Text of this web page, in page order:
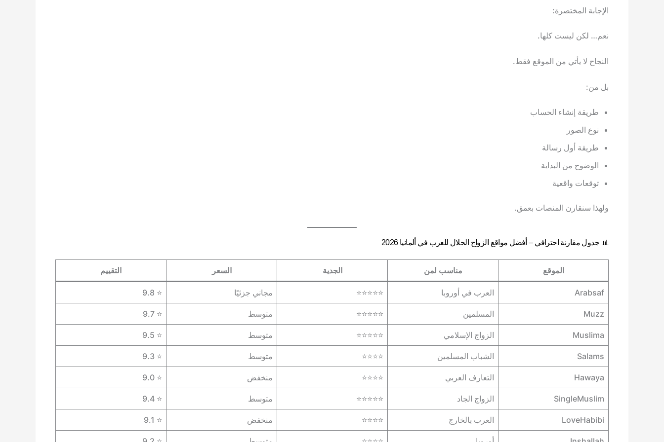
الإجابة المختصرة:
نعم… لكن ليست كلها.
النجاح لا يأتي من الموقع فقط.
بل من:
طريقة إنشاء الحساب
نوع الصور
طريقة أول رسالة
الوضوح من البداية
توقعات واقعية
ولهذا سنقارن المنصات بعمق.
📊 جدول مقارنة احترافي – أفضل مواقع الزواج الحلال للعرب في ألمانيا 2026
الموقع مناسب لمن الجدية السعر التقييم
Arabsaf العرب في أوروبا ⭐⭐⭐⭐⭐ مجاني جزئيًا ⭐ 9.8
Muzz المسلمين ⭐⭐⭐⭐⭐ متوسط ⭐ 9.7
Muslima الزواج الإسلامي ⭐⭐⭐⭐⭐ متوسط ⭐ 9.5
Salams الشباب المسلمين ⭐⭐⭐⭐ متوسط ⭐ 9.3
Hawaya التعارف العربي ⭐⭐⭐⭐ منخفض ⭐ 9.0
SingleMuslim الزواج الجاد ⭐⭐⭐⭐⭐ متوسط ⭐ 9.4
LoveHabibi العرب بالخارج ⭐⭐⭐⭐ منخفض ⭐ 9.1